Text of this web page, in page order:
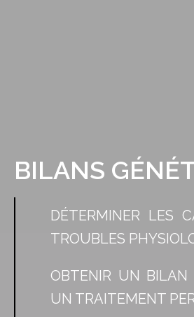
BILANS
DÉTERMINER LES
TROUBLES
OBTENIR UN BILAN
UN TRAITEMENT